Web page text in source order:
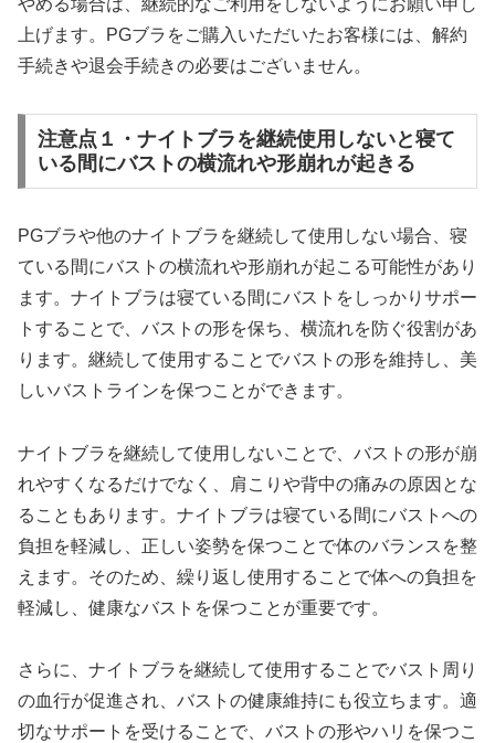
やめる場合は、継続的なご利用をしないようにお願い申し
上げます。PGブラをご購入いただいたお客様には、解約
手続きや退会手続きの必要はございません。
注意点１・ナイトブラを継続使用しないと寝て
いる間にバストの横流れや形崩れが起きる
PGブラや他のナイトブラを継続して使用しない場合、寝
ている間にバストの横流れや形崩れが起こる可能性があり
ます。ナイトブラは寝ている間にバストをしっかりサポー
トすることで、バストの形を保ち、横流れを防ぐ役割があ
ります。継続して使用することでバストの形を維持し、美
しいバストラインを保つことができます。
ナイトブラを継続して使用しないことで、バストの形が崩
れやすくなるだけでなく、肩こりや背中の痛みの原因とな
ることもあります。ナイトブラは寝ている間にバストへの
負担を軽減し、正しい姿勢を保つことで体のバランスを整
えます。そのため、繰り返し使用することで体への負担を
軽減し、健康なバストを保つことが重要です。
さらに、ナイトブラを継続して使用することでバスト周り
の血行が促進され、バストの健康維持にも役立ちます。適
切なサポートを受けることで、バストの形やハリを保つこ